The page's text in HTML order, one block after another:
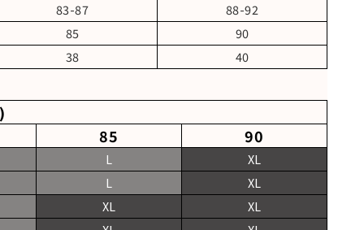
83-87
88-92
85
90
38
40
85
90
L
XL
L
XL
XL
XL